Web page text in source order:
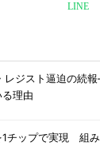
LINE
レジスト逼迫の続
る理由
1チップで実現 組